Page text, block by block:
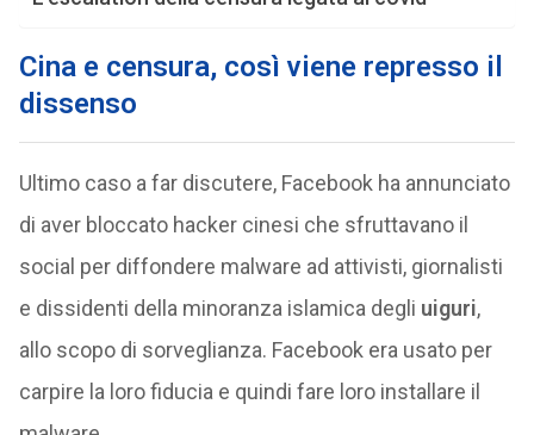
Cina e censura, così viene represso il
dissenso
Ultimo caso a far discutere, Facebook ha annunciato
di aver bloccato hacker cinesi che sfruttavano il
social per diffondere malware ad attivisti, giornalisti
e dissidenti della minoranza islamica degli uiguri,
allo scopo di sorveglianza. Facebook era usato per
carpire la loro fiducia e quindi fare loro installare il